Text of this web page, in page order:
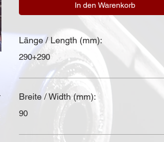
In den Warenkorb
Länge / Length (mm):
290+290
Breite / Width (mm):
90